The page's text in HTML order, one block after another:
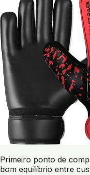
Primeiro ponto de
bom equilíbrio entre